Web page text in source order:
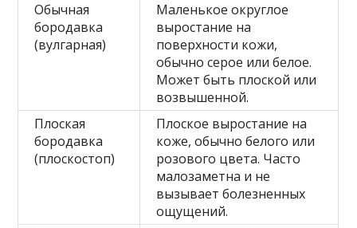
Обычная
бородавка
(вулгарная)
Маленькое округлое
выростание на
поверхности кожи,
обычно серое или белое.
Может быть плоской или
возвышенной.
Плоская
бородавка
(плоскостоп)
Плоское выростание на
коже, обычно белого или
розового цвета. Часто
малозаметна и не
вызывает болезненных
ощущений.